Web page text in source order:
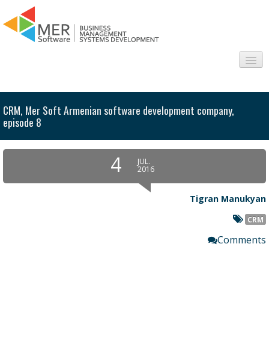
Sectors
Products
Interesting
Frequently asked questions
CRM, Mer Soft Armenian software development company,
episode 8
4 JUL.
2016
Tigran Manukyan
CRM
Comments